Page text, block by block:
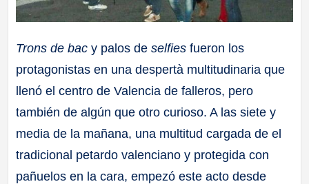
Trons de bac y palos deselfies fueron los
protagonistas en una despertà multitudinaria que
llenó el centro de Valencia de falleros, pero
también de algún que otro curioso. A las siete y
media de la mañana, una multitud cargada de el
tradicional petardo valenciano y protegida con
pañuelos en la cara, empezó este acto desde